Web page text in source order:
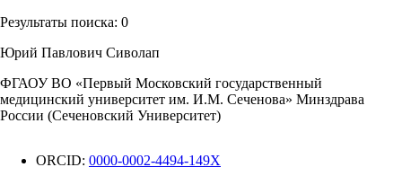
Результаты поиска: 0
Юрий Павлович Сиволап
ФГАОУ ВО «Первый Московский государственный
медицинский университет им. И.М. Сеченова» Минздрава
России (Сеченовский Университет)
ORCID: 0000-0002-4494-149X